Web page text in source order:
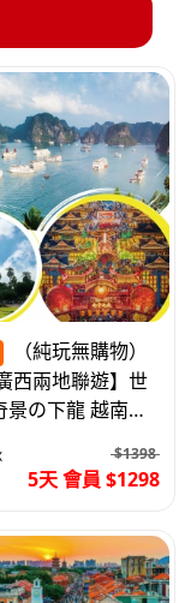
西兩地聯遊】世
景の下龍 越南首
$1398
5天 會員 $1298